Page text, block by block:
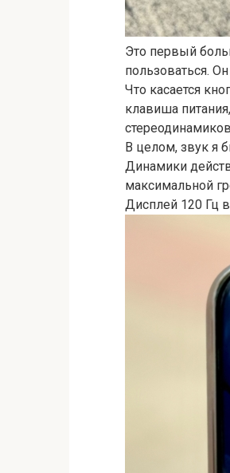
Это первый
пользоваться.
Что касается
клавиша
В целом, звук я
Динамики
максимальной
Дисплей 120 Гц